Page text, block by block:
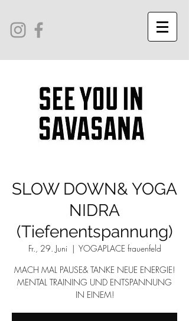
SLOW DOWN& YOGA
NIDRA
(Tiefenentspannung)
Fr., 29. Juni
  |
YOGAPLACE frauenfeld
MACH MAL PAUSE& TANKE NEUE ENERGIE!
MENTAL TRAINING UND ENTSPANNUNG
IN EINEM!